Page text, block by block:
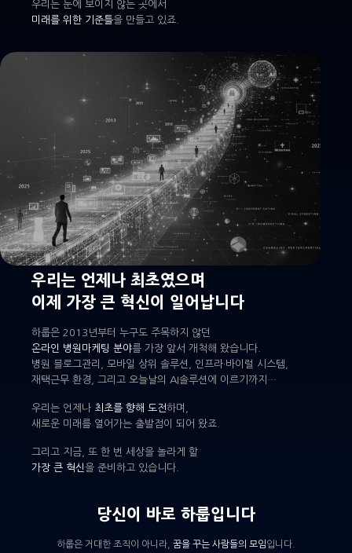
우리는 눈에 보이지 않는 곳에서
미래를 위한 기준틀을 만들고 있죠.
우리는 언제나 최초였으며
이제 가장 큰 혁신이 일어납니다
하룹은 2013년부터 누구도 주목하지 않던
온라인 병원마케팅 분야를 가장 앞서 개척해 왔습니다.
병원 블로그관리, 모바일 상위 솔루션, 인프라·바이럴 시스템,
재택근무 환경, 그리고 오늘날의 AI솔루션에 이르기까지…
우리는 언제나 최초를 향해 도전하며,
새로운 미래를 열어가는 출발점이 되어 왔죠.
그리고 지금, 또 한 번 세상을 놀라게 할
가장 큰 혁신을 준비하고 있습니다.
당신이 바로 하룹입니다
하룹은 거대한 조직이 아니라, 꿈을 꾸는 사람들의 모임입니다.